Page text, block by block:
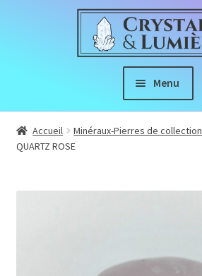
Menu
Accueil Minéraux-Pierres de collection
QUARTZ ROSE